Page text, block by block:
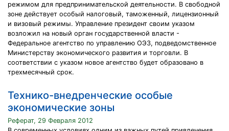
режимом для предпринимательской деятельности. В свободной
зоне действует особый налоговый, таможенный, лицензионный
и визовый режимы. Управление президент своим указом
возложил на новый орган государственной власти -
Федеральное агентство по управлению ОЭЗ, подведомственное
Министерству экономического развития и торговли. В
соответствии с указом новое агентство будет образовано в
трехмесячный срок.
Технико-внедренческие особые
экономические зоны
Реферат, 29 Февраля 2012